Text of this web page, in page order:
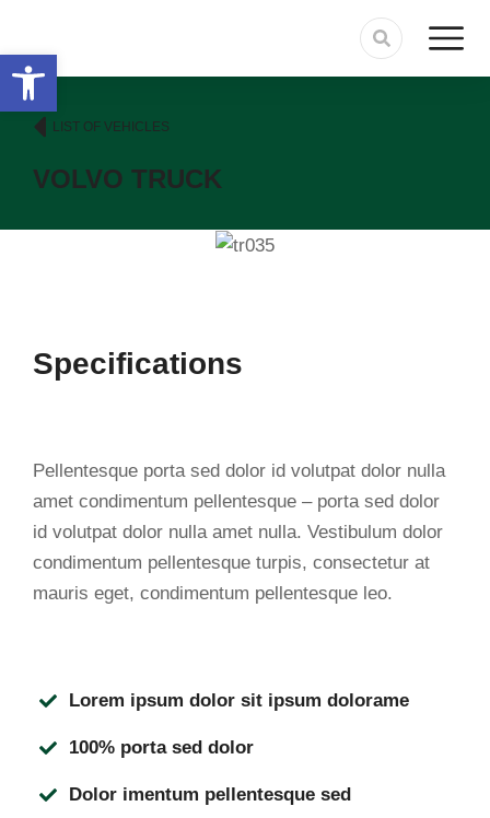
LIST OF VEHICLES
VOLVO TRUCK
Specifications
Pellentesque porta sed dolor id volutpat dolor nulla
amet condimentum pellentesque – porta sed dolor
id volutpat dolor nulla amet nulla. Vestibulum dolor
condimentum pellentesque turpis, consectetur at
mauris eget, condimentum pellentesque leo.
Lorem ipsum dolor sit ipsum dolorame
100% porta sed dolor
Dolor imentum pellentesque sed
Abrir barra de herramientas